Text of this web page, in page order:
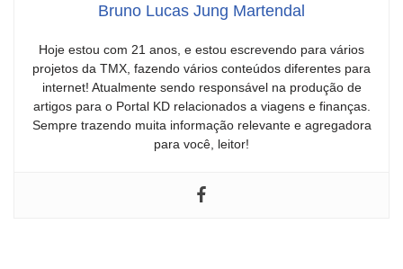
Bruno Lucas Jung Martendal
Hoje estou com 21 anos, e estou escrevendo para vários
projetos da TMX, fazendo vários conteúdos diferentes para
internet! Atualmente sendo responsável na produção de
artigos para o Portal KD relacionados a viagens e finanças.
Sempre trazendo muita informação relevante e agregadora
para você, leitor!